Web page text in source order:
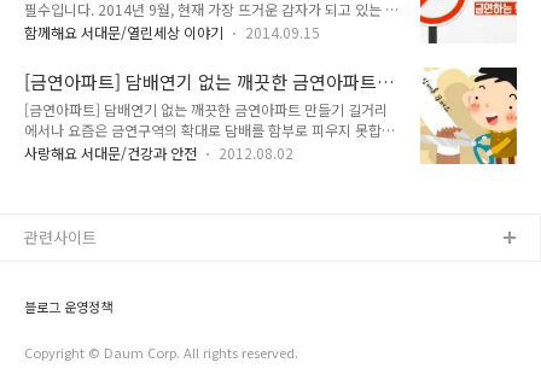
인데요. 호흡기와 심혈관계 질환에 영향을 미치고 있으며 사망률
을 증가시키는 것으로 보고되고 있답니다. 미세먼지는 도로변이
지은 담배 연기나 연료의 연소과정에서 발생하고 있어요. 이들은
입자가 매우 작기 때문에 기도 깊숙한 폐..
니다>
필수입니다. 2014년 9월, 현재 가장 뜨거운 감자가 되고 있는 담
뱃값 인상소식!(@_@) 여러분 주위에서 많이 듣고, 보고, 알고
우리나라의 담뱃값은 지난 10년 동안 전혀 인상되지 않았었습니
다. 여러 통계자료에 의존한다면 담뱃값 인상은 흡연률 하락을
야기한다는 것을 잘 알수 있지요!!?? 우리나라 5천만 인구 중 1
천만명 이상이 흡연자이므로 이번 담뱃값 인상은 뜨거운 감자이
면서 민감한 사항이 되었답니다. 보건복지부는 2,500원이었던
함께해요 서대문/열린세상 이야기 2014.09.15
[금연아파트] 담배연기 없는 깨끗한 금연아파트
만들기 <우리 아파트 건강권은 내가 지킨다!>
[금연아파트] 담배연기 없는 깨끗한 금연아파트 만들기 길거리
에서나 요즘은 금연구역의 확대로 담배를 함부로 피우지 못합니
다. 담배는 백해무익! 자신의 건강을 위해서라도 남에게 피해를
울시민들이 아파트의 단지내 공동구역은 모두 금연구역으로 지
과)로 8월 24일까지 신청하시면 됩니다.현장 점검을 거친 후 금
사랑해요 서대문/건강과 안전 2012.08.02
블로그 운영정책
Copyright © Daum Corp. All rights reserved.
관련사이트